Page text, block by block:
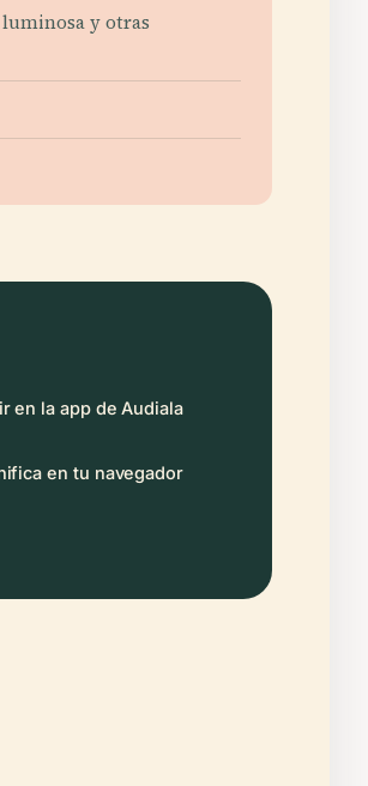
y otras
en la app de Audiala
en tu navegador